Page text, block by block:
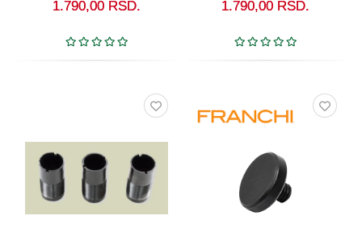
1.790,00 RSD. 1.790,00 RSD.